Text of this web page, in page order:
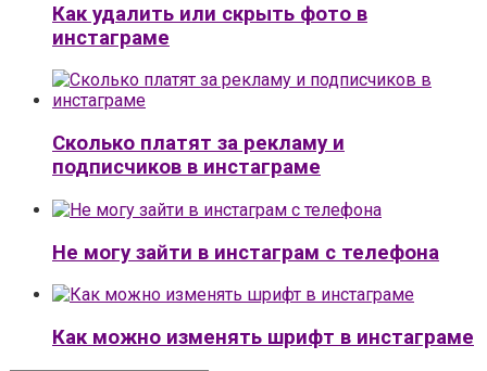
Как удалить или скрыть фото в
инстаграме
Сколько платят за рекламу и
подписчиков в инстаграме
Не могу зайти в инстаграм с телефона
Как можно изменять шрифт в инстаграме